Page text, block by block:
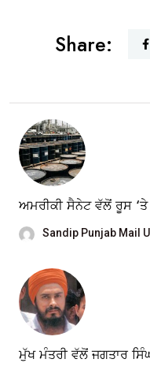
Share:
ਅਮਰੀਕੀ ਸੈਨੇਟ ਵੱਲੋਂ ਰੂਸ
Sandip Punjab Mail
ਮੁੱਖ ਮੰਤਰੀ ਵੱਲੋਂ ਜਗਤਾਰ